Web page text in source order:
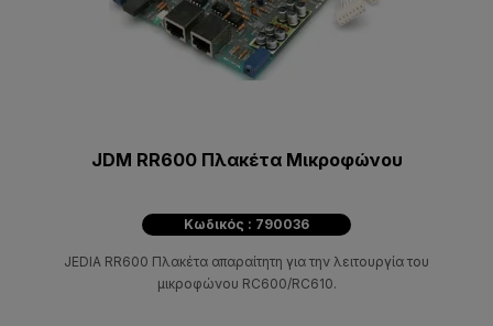
JDM RR600 Πλακέτα Μικροφώνου
Κωδικός : 790036
JEDIA RR600 Πλακέτα απαραίτητη για την λειτουργία του
μικροφώνου RC600/RC610.